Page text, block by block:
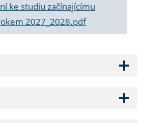
ke studiu začínajícímu
2027_2028.pdf